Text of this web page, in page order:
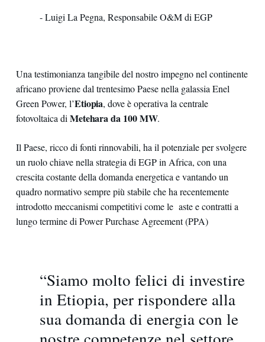
- Luigi La Pegna, Responsabile O&M di EGP
Una testimonianza tangibile del nostro impegno nel continente
africano proviene dal trentesimo Paese nella galassia Enel
Green Power, l’Etiopia, dove è operativa la centrale
fotovoltaica diMetehara da 100 MW.
Il Paese, ricco di fonti rinnovabili, ha il potenziale per svolgere
un ruolo chiave nella strategia di EGP in Africa, con una
crescita costante della domanda energetica e vantando un
quadro normativo sempre più stabile che ha recentemente
introdotto meccanismi competitivi come le aste e contratti a
lungo termine di Power Purchase Agreement (PPA)
“Siamo molto felici di investire
in Etiopia, per rispondere alla
sua domanda di energia con le